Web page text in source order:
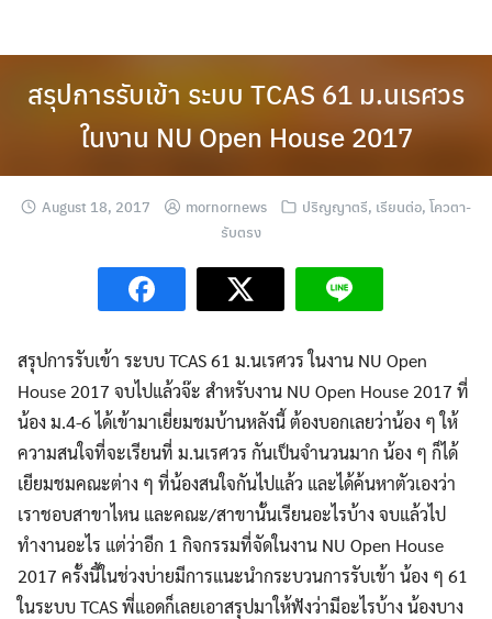
สรุปการรับเข้า ระบบ TCAS 61 ม.นเรศวร
ในงาน NU Open House 2017
August 18, 2017 mornornews ปริญญาตรี, เรียนต่อ, โควตา-
รับตรง
สรุปการรับเข้า ระบบ TCAS 61 ม.นเรศวร ในงาน NU Open
House 2017 จบไปแล้วจ๊ะ สำหรับงาน NU Open House 2017 ที่
น้อง ม.4-6 ได้เข้ามาเยี่ยมชมบ้านหลังนี้ ต้องบอกเลยว่าน้อง ๆ ให้
ความสนใจที่จะเรียนที่ ม.นเรศวร กันเป็นจำนวนมาก น้อง ๆ ก็ได้
เยียมชมคณะต่าง ๆ ที่น้องสนใจกันไปแล้ว และได้ค้นหาตัวเองว่า
เราชอบสาขาไหน และคณะ/สาขานั้นเรียนอะไรบ้าง จบแล้วไป
ทำงานอะไร แต่ว่าอีก 1 กิจกรรมที่จัดในงาน NU Open House
2017 ครั้งนี้ในช่วงบ่ายมีการแนะนำกระบวนการรับเข้า น้อง ๆ 61
ในระบบ TCAS พี่แอดก็เลยเอาสรุปมาให้ฟังว่ามีอะไรบ้าง น้องบาง